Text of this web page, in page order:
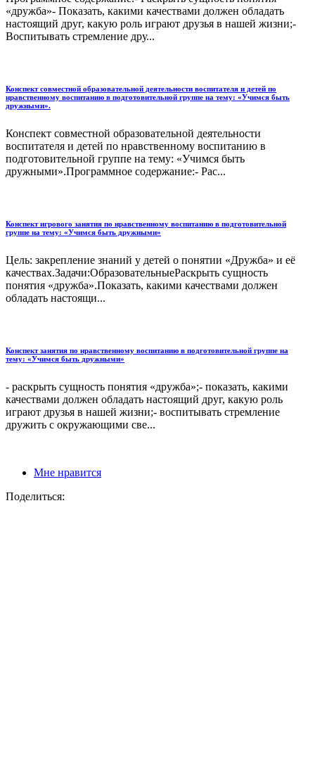
«дружба»- Показать, какими качествами должен обладать
настоящий друг, какую роль играют друзья в нашей жизни;-
Воспитывать стремление дру...
Конспект совместной образовательной деятельности воспитателя и детей по
нравственному воспитанию в подготовительной группе на тему: «Учимся быть
дружными».
Конспект совместной образовательной деятельности
воспитателя и детей по нравственному воспитанию в
подготовительной группе на тему: «Учимся быть
дружными».Программное содержание:- Рас...
Конспект игрового занятия по нравственному воспитанию в подготовительной
группе на тему: «Учимся быть дружными»
Цель: закрепление знаний у детей о понятии «Дружба» и её
качествах.Задачи:ОбразовательныеРаскрыть сущность
понятия «дружба».Показать, какими качествами должен
обладать настоящи...
Конспект занятия по нравственному воспитанию в подготовительной группе на
тему: «Учимся быть дружными»
- раскрыть сущность понятия «дружба»;- показать, какими
качествами должен обладать настоящий друг, какую роль
играют друзья в нашей жизни;- воспитывать стремление
дружить с окружающими све...
Мне нравится
Поделиться: